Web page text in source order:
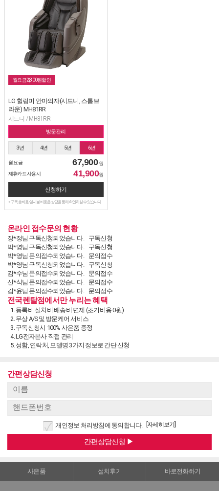
월요금2,800원할인
LG 힐링미 안마의자(시드니, 스톰브
라운) MH81RR
시드니 / MH81RR
방문관리
3년 4년 5년 6년
월 요금 67,900 원
제휴카드 사용시
41,900원
신청하기
※ 구독 총비용/일시불 비용은 상담을 통해 확인하실 수 있습니다.
온라인 접수문의 현황
장*정님 구독신청되었습니다.구독신청
박*영님 구독신청되었습니다.구독신청
박*영님 문의접수되었습니다.문의접수
박*영님 구독신청되었습니다.구독신청
김*수님 문의접수되었습니다.문의접수
신*식님 문의접수되었습니다.문의접수
김*윤님 문의접수되었습니다.문의접수
최*용님 문의접수되었습니다. 문의접수
김*홍님 문의접수되었습니다.문의접수
이*범님 구독신청되었습니다.구독신청
이*범님 구독신청되었습니다.구독신청
이*범님 문의접수되었습니다.
송*주님 문의접수되었습니다. 문의접수
양*석님 구독신청되었습니다.
손*옥님 구독신청되었습니다.
정*화님 문의접수되었습니다.
안*자님 문의접수되었습니다.
전국렌탈점에서만 누리는 혜택
등록비 설치비 배송비 면제 (초기비용 0원)
무상 A/S및 방문케어 서비스
구독신청시 100% 사은품 증정
LG전자본사 직접 관리
성함, 연락처, 모델명 3가지 정보로 간단 신청
간편상담신청
개인정보 처리방침에 동의합니다. [자세히보기]
사은품 설치후기 바로전화하기